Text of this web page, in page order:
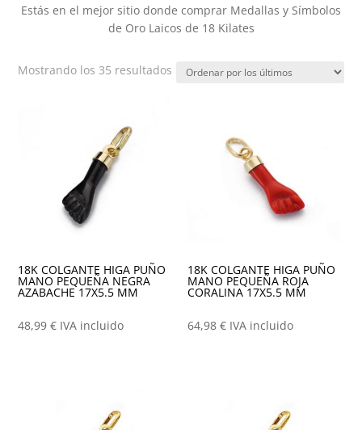
Estás en el mejor sitio donde comprar Medallas y Símbolos
de Oro Laicos de 18 Kilates
Mostrando los 35 resultados Ordenado
18K COLGANTE HIGA PUÑO
MANO PEQUEÑA NEGRA
AZABACHE 17X5.5 MM
48,99€ IVA incluido
18K COLGANTE HIGA PUÑO
MANO PEQUEÑA ROJA
CORALINA 17X5.5 MM
64,98€ IVA incluido